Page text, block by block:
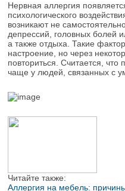
Нервная аллергия
психологического
возникают не
депрессий, головных болей
а также отдыха. Такие
настроение, но через
повториться. Считается,
чаще у людей, связанных с
Читайте также:
Аллергия на мебель: